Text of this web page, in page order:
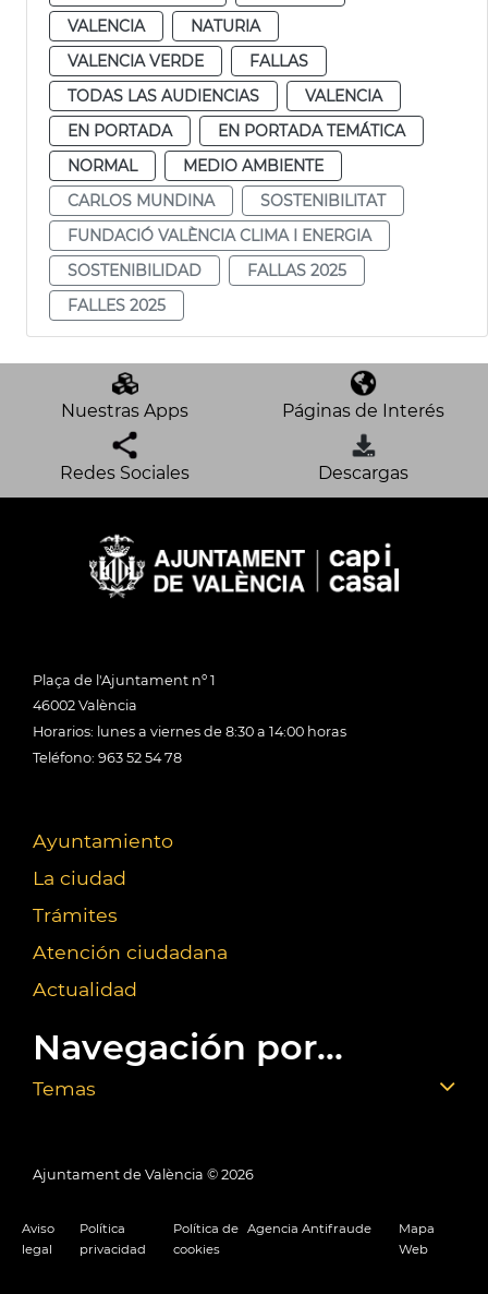
VALENCIA
NATURIA
VALENCIA VERDE
FALLAS
TODAS LAS AUDIENCIAS
VALENCIA
EN PORTADA
EN PORTADA TEMÁTICA
NORMAL
MEDIO AMBIENTE
CARLOS MUNDINA
SOSTENIBILITAT
FUNDACIÓ VALÈNCIA CLIMA I ENERGIA
SOSTENIBILIDAD
FALLAS 2025
FALLES 2025
Nuestras Apps Páginas de Interés
Redes Sociales Descargas
Plaça de l'Ajuntament nº 1
46002 València
Horarios: lunes a viernes de 8:30 a 14:00 horas
Teléfono: 963 52 54 78
Ayuntamiento
La ciudad
Trámites
Atención ciudadana
Actualidad
Navegación por...
Temas
Ajuntament de València © 2026
Aviso
legal
Política
privacidad
Política de
cookies
Agencia Antifraude
Mapa
Web